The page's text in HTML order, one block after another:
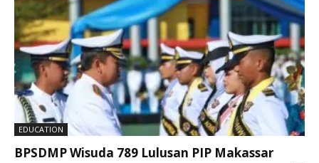
EDUCATION
BPSDMP Wisuda 789 Lulusan PIP Makassar